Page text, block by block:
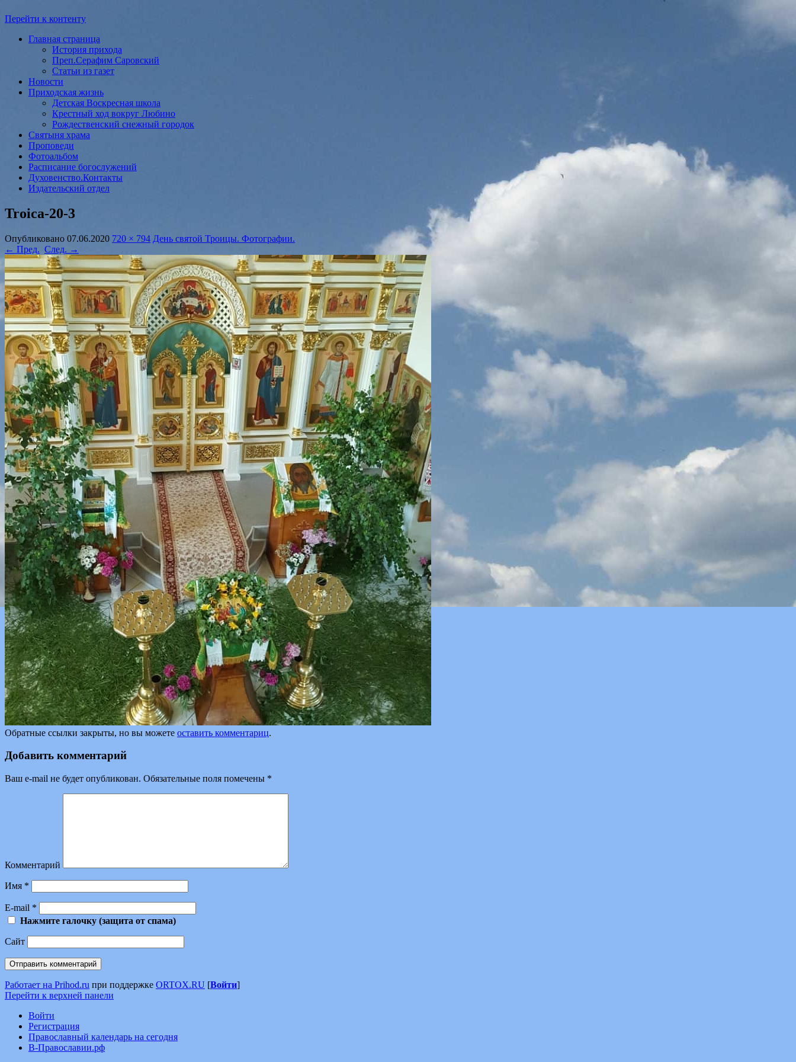
Перейти к контенту
Главная страница
История прихода
Преп.Серафим Саровский
Статьи из газет
Новости
Приходская жизнь
Детская Воскресная школа
Крестный ход вокруг Любино
Рождественский снежный городок
Святыня храма
Проповеди
Фотоальбом
Расписание богослужений
Духовенство.Контакты
Издательский отдел
Troica-20-3
Опубликовано 07.06.2020 720 × 794 День святой Троицы. Фотографии.
← Пред. След. →
Обратные ссылки закрыты, но вы можете оставить комментариц.
Добавить комментарий
Ваш e-mail не будет опубликован. Обязательные поля помечены *
Комментарий
Имя *
E-mail *
Нажмите галочку (защита от спама)
Сайт
Работает на Prihod.ru при поддержке ORTOX.RU [Войти]
Перейти к верхней панели
Войти
Регистрация
Православный календарь на сегодня
В-Православии.рф